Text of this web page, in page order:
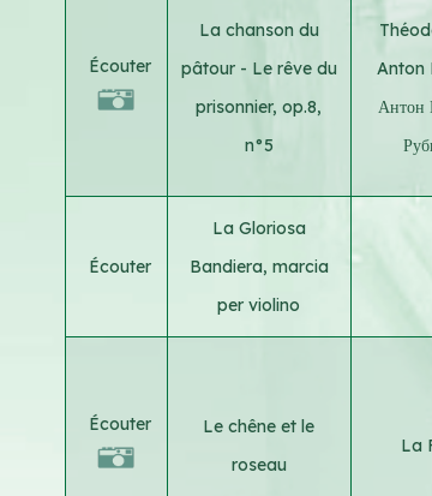
Écouter
La chanson du
pâtour - Le rêve du
prisonnier, op.8,
n°5
Anton
Антон
Écouter
La Gloriosa
Bandiera, marcia
per violino
Écouter
Le chêne et le
roseau
La